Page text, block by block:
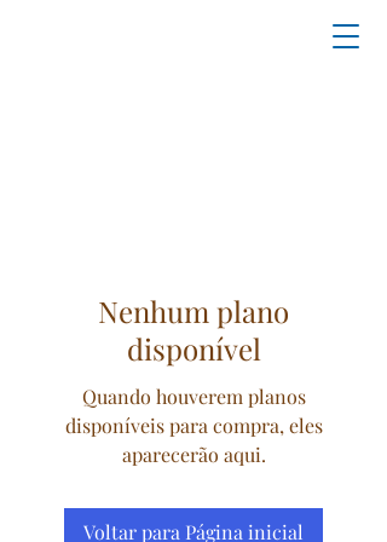
Nenhum plano
disponível
Quando houverem planos
disponíveis para compra, eles
aparecerão aqui.
Voltar para Página inicial